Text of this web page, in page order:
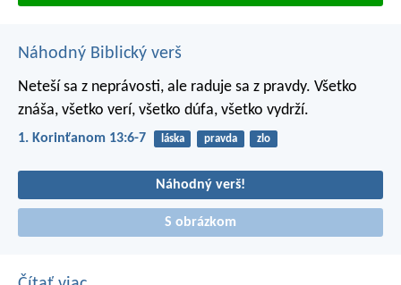
Náhodný Biblický verš
Neteší sa z neprávosti, ale raduje sa z pravdy. Všetko
znáša, všetko verí, všetko dúfa, všetko vydrží.
1. Korinťanom 13:6-7 láska pravda zlo
Náhodný verš!
S obrázkom